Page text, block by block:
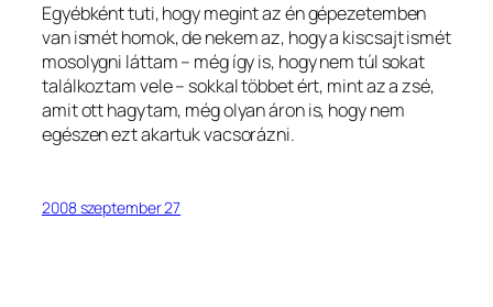
Egyébként tuti, hogy megint az én gépezetemben
van ismét homok, de nekem az, hogy a kiscsajt ismét
mosolygni láttam – még így is, hogy nem túl sokat
találkoztam vele – sokkal többet ért, mint az a zsé,
amit ott hagytam, még olyan áron is, hogy nem
egészen ezt akartuk vacsorázni.
2008 szeptember 27